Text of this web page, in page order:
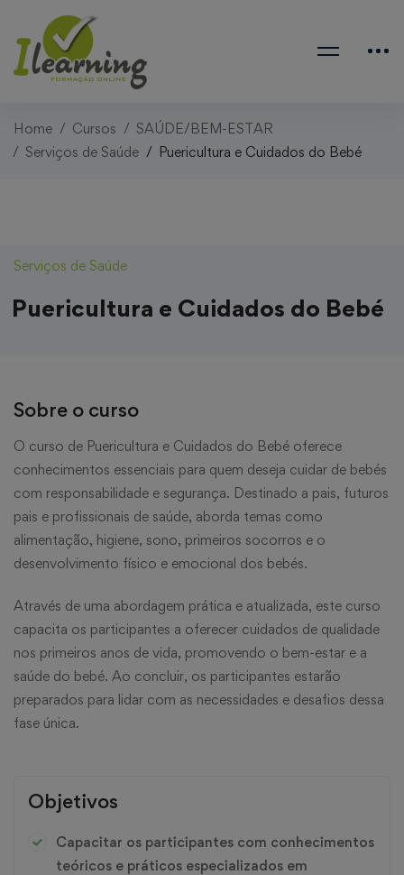
Home Cursos
SAÚDE/BEM-ESTAR
Serviços de Saúde
Puericultura e Cuidados do Bebé
Serviços de Saúde
Puericultura e Cuidados do Bebé
Sobre o curso
O curso de Puericultura e Cuidados do Bebé oferece
conhecimentos essenciais para quem deseja cuidar de bebés
com responsabilidade e segurança. Destinado a pais, futuros
pais e profissionais de saúde, aborda temas como
alimentação, higiene, sono, primeiros socorros e o
desenvolvimento físico e emocional dos bebés.
Através de uma abordagem prática e atualizada, este curso
capacita os participantes a oferecer cuidados de qualidade
nos primeiros anos de vida, promovendo o bem-estar e a
saúde do bebé. Ao concluir, os participantes estarão
preparados para lidar com as necessidades e desafios dessa
fase única.
Objetivos
Capacitar os participantes com conhecimentos
teóricos e práticos especializados em